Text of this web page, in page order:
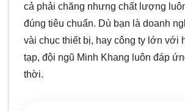
cả phải chăng nhưng chất lượng
đúng tiêu chuẩn. Dù bạn là doanh
vài chục thiết bị, hay công ty lớn với
tạp, đội ngũ Minh Khang luôn đáp
thời.